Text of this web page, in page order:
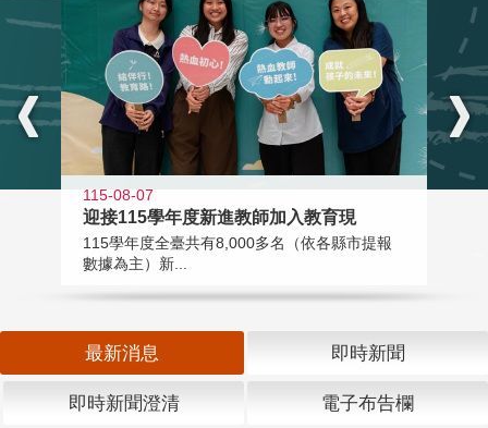
115-08-07
迎接115學年度新進教師加入教育現
115學年度全臺共有8,000多名（依各縣市提報
數據為主）新...
最新消息 即時新聞
即時新聞澄清 電子布告欄